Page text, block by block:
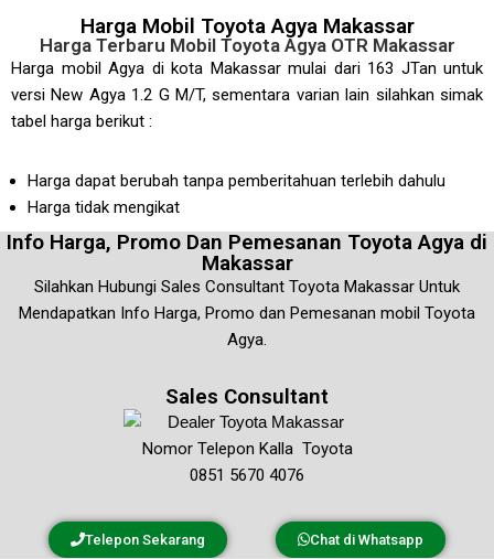
Harga Mobil Toyota Agya Makassar
Harga Terbaru Mobil Toyota Agya OTR Makassar
Harga mobil Agya di kota Makassar mulai dari 163 JTan untuk
versi New Agya 1.2 G M/T, sementara varian lain silahkan simak
tabel harga berikut :
Harga dapat berubah tanpa pemberitahuan terlebih dahulu
Harga tidak mengikat
Info Harga, Promo Dan Pemesanan Toyota Agya di
Makassar
Silahkan Hubungi Sales Consultant Toyota Makassar Untuk
Mendapatkan Info Harga, Promo dan Pemesanan mobil Toyota
Agya.
Sales Consultant
Nomor Telepon Kalla Toyota
0851 5670 4076
Telepon Sekarang Chat di Whatsapp